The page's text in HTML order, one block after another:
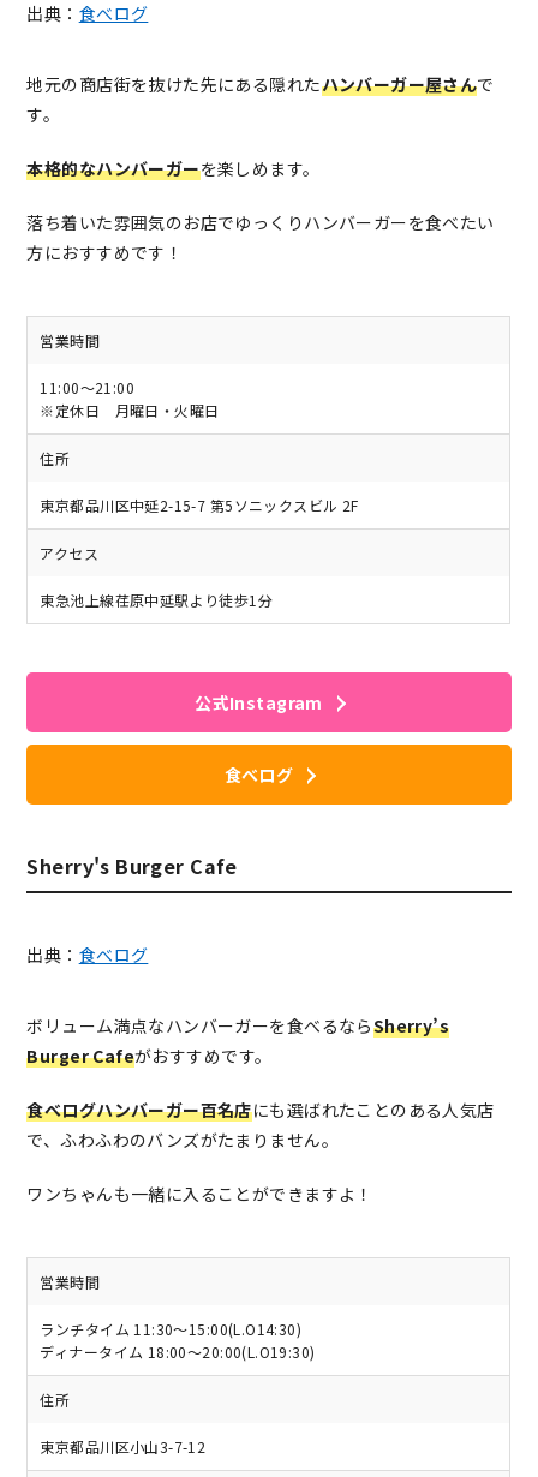
出典： 食べログ
地元の商店街を抜けた先にある隠れたハンバーガー屋さんで
す。
本格的なハンバーガーを楽しめます。
落ち着いた雰囲気のお店でゆっくりハンバーガーを食べたい
方におすすめです！
営業時間
11:00～21:00
※定休日 月曜日・火曜日
住所
東京都品川区中延2-15-7 第5ソニックスビル 2F
アクセス
東急池上線荏原中延駅より徒歩1分
公式Instagram
食べログ
Sherry's Burger Cafe
出典： 食べログ
ボリューム満点なハンバーガーを食べるならSherry’s
Burger Cafeがおすすめです。
食べログハンバーガー百名店にも選ばれたことのある人気店
で、ふわふわのバンズがたまりません。
ワンちゃんも一緒に入ることができますよ！
営業時間
ランチタイム 11:30～15:00(L.O14:30)
ディナータイム 18:00～20:00(L.O19:30)
住所
東京都品川区小山3-7-12